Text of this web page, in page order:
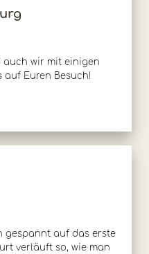
auch wir mit einigen
auf Euren Besuch!
gespannt auf das erste
verläuft so, wie man